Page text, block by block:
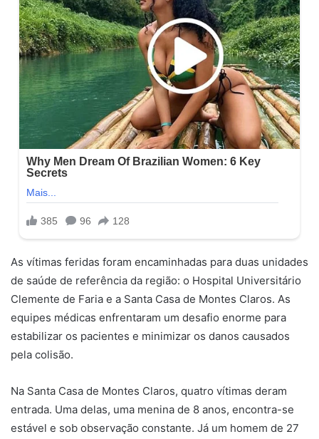
As vítimas feridas foram encaminhadas para duas unidades
de saúde de referência da região: o Hospital Universitário
Clemente de Faria e a Santa Casa de Montes Claros. As
equipes médicas enfrentaram um desafio enorme para
estabilizar os pacientes e minimizar os danos causados
pela colisão.
Na Santa Casa de Montes Claros, quatro vítimas deram
entrada. Uma delas, uma menina de 8 anos, encontra-se
estável e sob observação constante. Já um homem de 27